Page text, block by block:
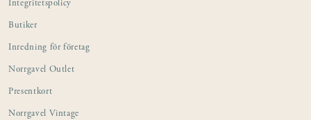
Integritetspolicy
Butiker
Inredning för företag
Norrgavel Outlet
Presentkort
Norrgavel Vintage